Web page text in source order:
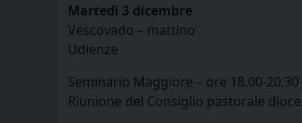
Martedì 3 dicembre
Vescovado – mattino
Udienze
Seminario Maggiore – ore 18.00-20,30
Riunione del Consiglio pastorale